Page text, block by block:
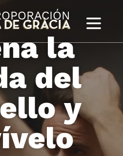
la
del
y